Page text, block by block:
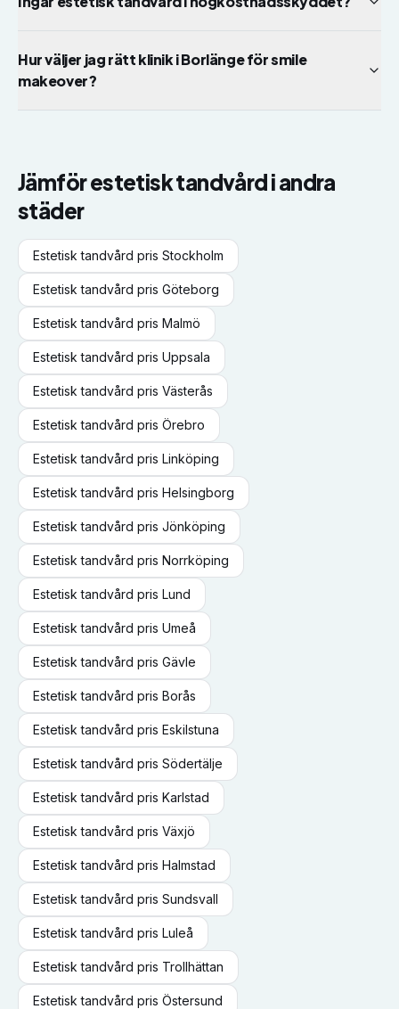
Hur väljer jag rätt klinik i Borlänge för smile
makeover?
Jämförestetisk tandvårdi andra
städer
Estetisk tandvård pris Stockholm
Estetisk tandvård pris Göteborg
Estetisk tandvård pris Malmö
Estetisk tandvård pris Uppsala
Estetisk tandvård pris Västerås
Estetisk tandvård pris Örebro
Estetisk tandvård pris Linköping
Estetisk tandvård pris Helsingborg
Estetisk tandvård pris Jönköping
Estetisk tandvård pris Norrköping
Estetisk tandvård pris Lund
Estetisk tandvård pris Umeå
Estetisk tandvård pris Gävle
Estetisk tandvård pris Borås
Estetisk tandvård pris Eskilstuna
Estetisk tandvård pris Södertälje
Estetisk tandvård pris Karlstad
Estetisk tandvård pris Växjö
Estetisk tandvård pris Halmstad
Estetisk tandvård pris Sundsvall
Estetisk tandvård pris Luleå
Estetisk tandvård pris Trollhättan
Estetisk tandvård pris Östersund